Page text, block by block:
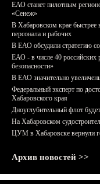
ЕАО станет пилотным
«Сенеж»
В Хабаровском крае быстрее
персонала и рабочих
В ЕАО обсудили стратегию
ЕАО - в числе 40 российских
безопасности»
В ЕАО значительно
Федеральный эксперт по
Хабаровского края
Дноуглубительный флот
На Хабаровском
ЦУМ в Хабаровске вернули
Архив новостей >>